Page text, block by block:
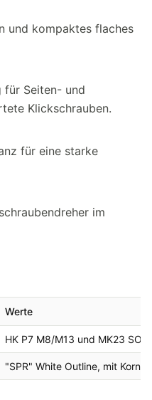
und kompaktes flaches
für Seiten- und
Klickschrauben.
für eine starke
im
Werte
HK P7 M8/M13 und MK23
"SPR" White Outline, mit Korn